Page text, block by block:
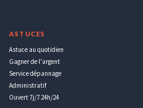
ASTUCES
Astuce au quotidien
Gagner de l'argent
Service dépannage
Administratif
Ouvert 7j/7 24h/24